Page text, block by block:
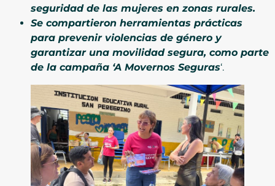
seguridad de las mujeres en zonas rurales.
Se compartieron herramientas prácticas
para prevenir violencias de género y
garantizar una movilidad segura, como parte
de la campaña ‘A Movernos Seguras‘.